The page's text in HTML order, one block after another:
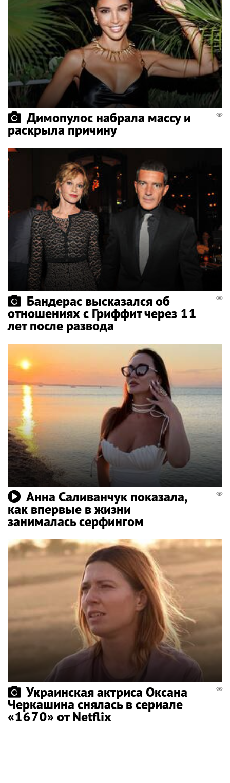
Димопулос набрала массу и
раскрыла причину
Бандерас высказался об
отношениях с Гриффит через 11
лет после развода
Анна Саливанчук показала,
как впервые в жизни
занималась серфингом
Украинская актриса Оксана
Черкашина снялась в сериале
«1670» от Netflix